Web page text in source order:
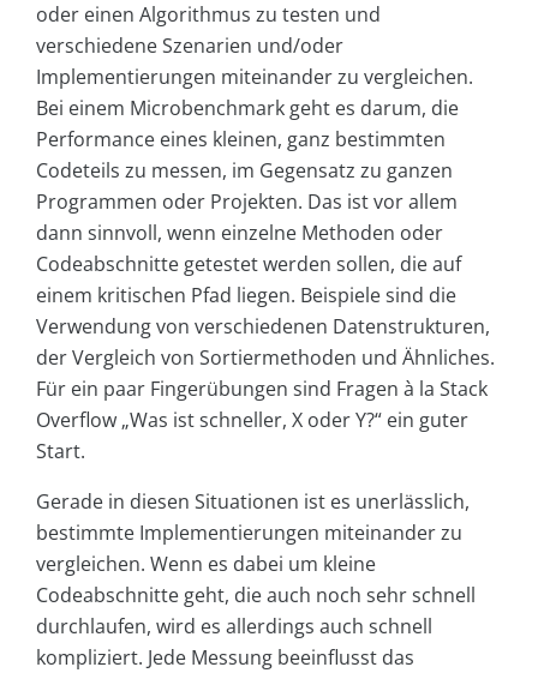
oder einen Algorithmus zu testen und
verschiedene Szenarien und/oder
Implementierungen miteinander zu vergleichen.
Bei einem Microbenchmark geht es darum, die
Performance eines kleinen, ganz bestimmten
Codeteils zu messen, im Gegensatz zu ganzen
Programmen oder Projekten. Das ist vor allem
dann sinnvoll, wenn einzelne Methoden oder
Codeabschnitte getestet werden sollen, die auf
einem kritischen Pfad liegen. Beispiele sind die
Verwendung von verschiedenen Datenstrukturen,
der Vergleich von Sortiermethoden und Ähnliches.
Für ein paar Fingerübungen sind Fragen à la Stack
Overflow „Was ist schneller, X oder Y?“ ein guter
Start.
Gerade in diesen Situationen ist es unerlässlich,
bestimmte Implementierungen miteinander zu
vergleichen. Wenn es dabei um kleine
Codeabschnitte geht, die auch noch sehr schnell
durchlaufen, wird es allerdings auch schnell
kompliziert. Jede Messung beeinflusst das